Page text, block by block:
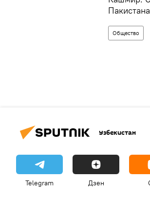
Общество
Узбекистан
Telegram Дзен